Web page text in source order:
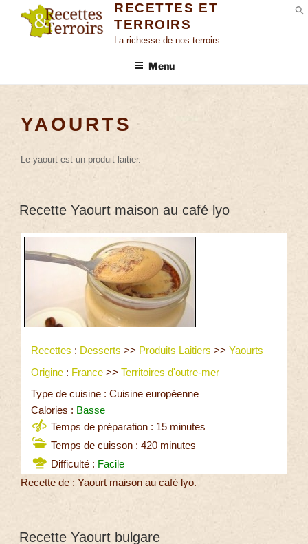
RECETTES ET
TERROIRS
La richesse de nos terroirs
Menu
YAOURTS
Le yaourt est un produit laitier.
Recette Yaourt maison au café lyo
Recettes : Desserts >> Produits Laitiers >> Yaourts
Origine : France >> Territoires d'outre-mer
Type de cuisine : Cuisine européenne
Calories : Basse
Temps de préparation : 15 minutes
Temps de cuisson : 420 minutes
Difficulté : Facile
Recette de : Yaourt maison au café lyo.
Recette Yaourt bulgare